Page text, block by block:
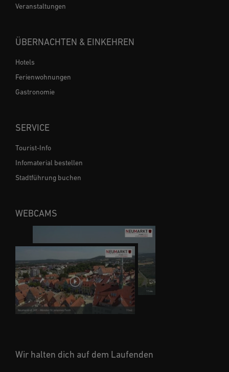
Wir halten dich auf dem Laufenden
Veranstaltungen
ÜBERNACHTEN & EINKEHREN
Hotels
Ferienwohnungen
Gastronomie
SERVICE
Tourist-Info
Infomaterial bestellen
Stadtführung buchen
WEBCAMS